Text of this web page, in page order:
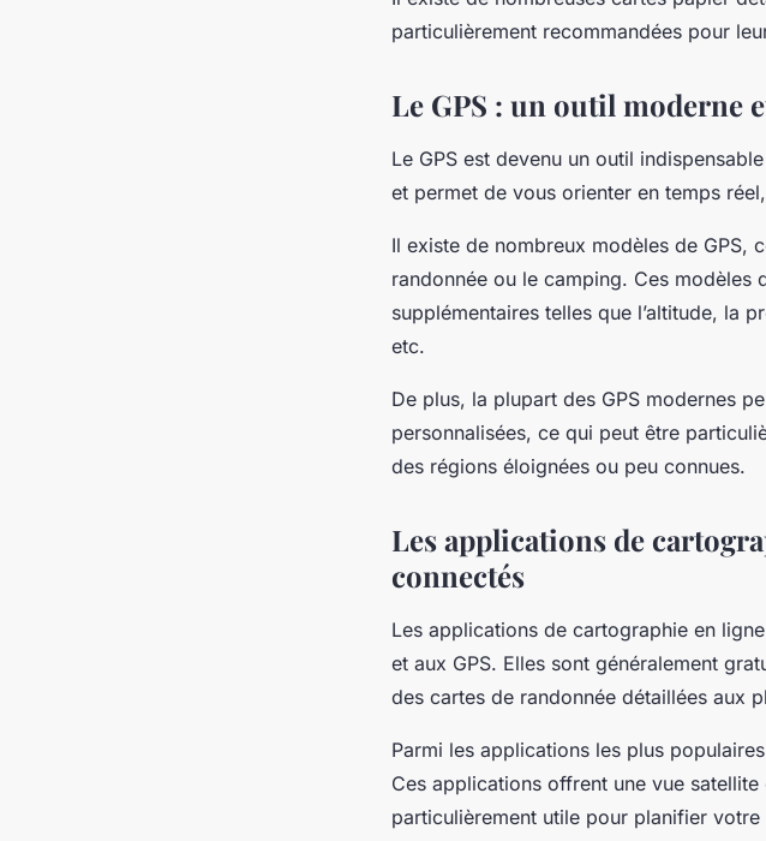
particulièrement recommandées pour
Le GPS : un outil moderne
Le GPS est devenu un outil
et permet de vous orienter en temps
Il existe de nombreux modèles de GPS,
randonnée ou le camping. Ces modèles
supplémentaires telles que l’altitude, la
etc.
De plus, la plupart des GPS modernes
personnalisées, ce qui peut être
des régions éloignées ou peu connues.
Les applications de
connectés
Les applications de cartographie en
et aux GPS. Elles sont généralement
des cartes de randonnée détaillées aux
Parmi les applications les plus
Ces applications offrent une vue
particulièrement utile pour planifier